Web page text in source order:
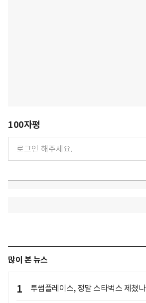
100자평
많이 본 뉴스
1 투썸플레이스, 정말 스타벅스 제쳤나